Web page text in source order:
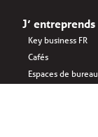
J’ entreprends
Key business FR
Cafés
Espaces de bureau